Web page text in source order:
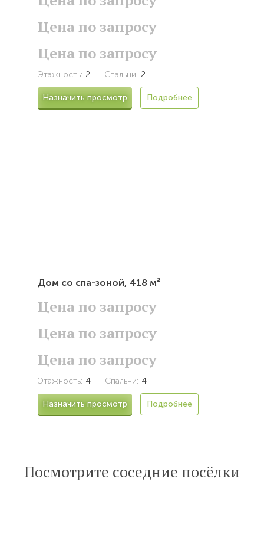
Цена по запросу
Цена по запросу
Этажность: 2 Спальни: 2
Назначить просмотр Подробнее
Дом со спа-зоной, 418 м²
Цена по запросу
Цена по запросу
Цена по запросу
Этажность: 4 Спальни: 4
Назначить просмотр Подробнее
Посмотрите соседние посёлки